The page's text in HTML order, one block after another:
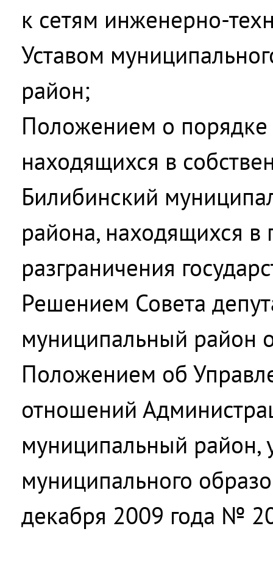
к сетям инженерно-
Уставом
район;
Положением о порядке
находящихся в
Билибинский
района, находящихся в
разграничения
Решением Совета
муниципальный район
Положением об
отношений
муниципальный район,
муниципального
декабря 2009 года №